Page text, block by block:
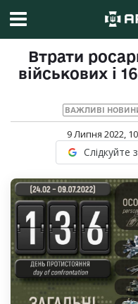
Втрати
військових і
ВАЖЛИВІ
9 Липня 2022,
Слідкуйте